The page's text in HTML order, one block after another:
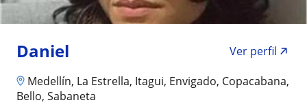
Daniel
Ver perfil
Medellín, La Estrella, Itagui, Envigado, Copacabana,
Bello, Sabaneta